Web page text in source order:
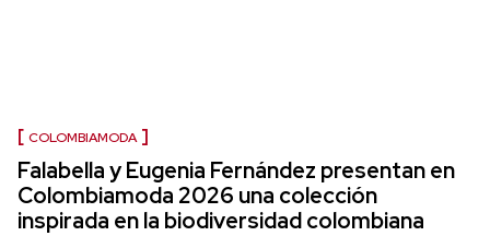
COLOMBIAMODA
Falabella y Eugenia Fernández presentan en
Colombiamoda 2026 una colección
inspirada en la biodiversidad colombiana